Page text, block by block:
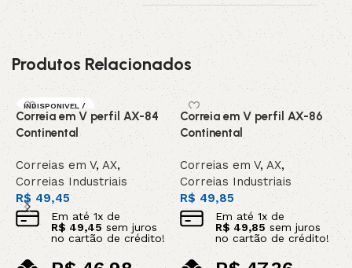
Produtos Relacionados
INDISPONIVEL /
SOB ENCOMEN
Correia em V perfil AX-84
Continental
Correias em V, AX,
Correias Industriais
R$ 49,45
Em até1x de
R$ 49,45sem juros
no cartão de crédito!
Correia em V perfil AX-86
Continental
Correias em V,AX,
Correias Industriais
R$49,85
Em até1x de
R$49,85 sem juros
no cartão de crédito!